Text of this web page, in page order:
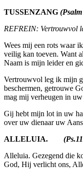
TUSSENZANG
REFREIN: Vertrouwvol
Wees mij een rots waar
veilig kan toeven. Want
Naam is mijn leider en
Vertrouwvol leg ik mijn
beschermen, getrouwe
mag mij verheu­gen in
Gij hebt mijn lot in uw
over uw dienaar uw
ALLELUIA.
Alleluia. Gezegend die
God, Hij verlicht ons,